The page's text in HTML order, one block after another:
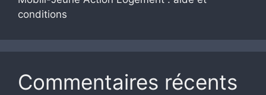
conditions
Commentaires récents